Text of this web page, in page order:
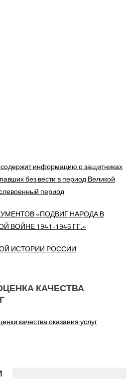
информацию о защитниках
без вести в период Великой
период
«ПОДВИГ НАРОДА В
ВОЙНЕ 1941-1945 ГГ.»
ИСТОРИИ РОССИИ
КАЧЕСТВА
качества оказания услуг